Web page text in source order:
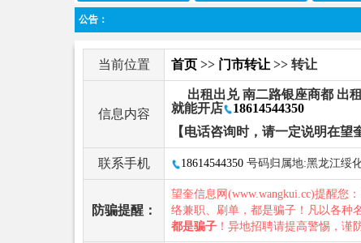
公告：
当前位置 首页 >> 门市转让 >> 转让
信息内容
出租出兑 南二路银座商都 出
就能开店
18614544350
【电话咨询时，请一定说明在望
联系手机 18614544350 号码归属地:黑龙江绥
防骗提醒：
望奎信息网(www.wangkui.cc)提醒您：
络兼职、刷单，都是骗子！凡以各种
都是骗子 ！异地招聘请提高警惕，谨